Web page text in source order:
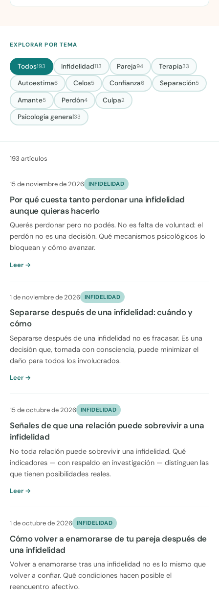
EXPLORAR POR TEMA
Todos193 Infidelidad113 Pareja94 Terapia33
Autoestima6 Celos5 Confianza6 Separación5
Amante5 Perdón4 Culpa2
Psicología general33
193 artículos
15 de noviembre de 2026 INFIDELIDAD
Por qué cuesta tanto perdonar una infidelidad
aunque quieras hacerlo
Querés perdonar pero no podés. No es falta de voluntad: el
perdón no es una decisión. Qué mecanismos psicológicos lo
bloquean y cómo avanzar.
Leer →
1 de noviembre de 2026 INFIDELIDAD
Separarse después de una infidelidad: cuándo y
cómo
Separarse después de una infidelidad no es fracasar. Es una
decisión que, tomada con consciencia, puede minimizar el
daño para todos los involucrados.
Leer →
15 de octubre de 2026 INFIDELIDAD
Señales de que una relación puede sobrevivir a una
infidelidad
No toda relación puede sobrevivir una infidelidad. Qué
indicadores — con respaldo en investigación — distinguen las
que tienen posibilidades reales.
Leer →
1 de octubre de 2026 INFIDELIDAD
Cómo volver a enamorarse de tu pareja después de
una infidelidad
Volver a enamorarse tras una infidelidad no es lo mismo que
volver a confiar. Qué condiciones hacen posible el
reencuentro afectivo.